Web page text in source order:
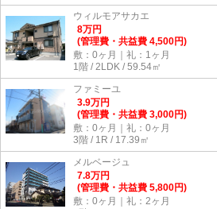
ウィルモアサカエ
8万円
(管理費・共益費 4,500円)
敷：0ヶ月｜礼：1ヶ月
1階 / 2LDK / 59.54㎡
ファミーユ
3.9万円
(管理費・共益費 3,000円)
敷：0ヶ月｜礼：0ヶ月
3階 / 1R / 17.39㎡
メルベージュ
7.8万円
(管理費・共益費 5,800円)
敷：0ヶ月｜礼：2ヶ月